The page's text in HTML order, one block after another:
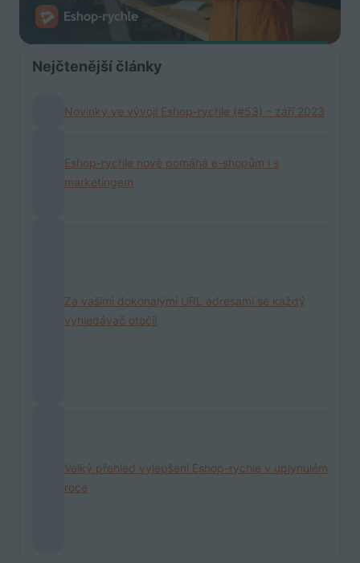
Nejčtenější články
Novinky ve vývoji Eshop-rychle (#53) – září 2023
Eshop-rychle nově pomáhá e-shopům i s
marketingem
Za vašimi dokonalými URL adresami se každý
vyhledávač otočí!
Velký přehled vylepšení Eshop-rychle v uplynulém
roce